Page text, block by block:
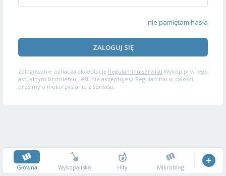
nie pamiętam hasła
ZALOGUJ SIĘ
Zalogowanie oznacza akceptację Regulaminu serwisu Wykop.pl w jego
aktualnym brzmieniu. Jeśli nie akceptujesz Regulaminu w całości,
prosimy o niekorzystanie z serwisu.
Główna Wykopalisko Hity Mikroblog